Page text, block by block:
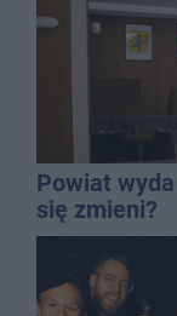
Powiat
się zmieni?